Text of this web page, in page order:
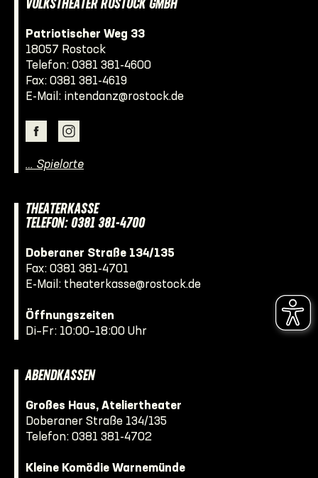
VOLKSTHEATER ROSTOCK GMBH
Patriotischer Weg 33
18057 Rostock
Telefon: 0381 381-4600
Fax: 0381 381-4619
E-Mail: intendanz@rostock.de
… Spielorte
THEATERKASSE
TELEFON: 0381 381-4700
Doberaner Straße 134/135
Fax: 0381 381-4701
E-Mail: theaterkasse@rostock.de
Öffnungszeiten
Di–Fr: 10:00–18:00 Uhr
ABENDKASSEN
Großes Haus, Ateliertheater
Doberaner Straße 134/135
Telefon: 0381 381-4702
Kleine Komödie Warnemünde